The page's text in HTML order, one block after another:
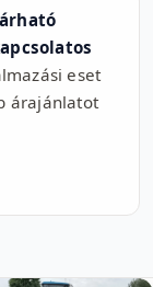
eset
árajánlatot